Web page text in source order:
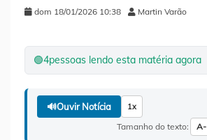
dom 18/01/2026 10:38 Martin Varão
🟢4pessoas lendo esta matéria agora
🔊Ouvir Notícia 1x
Tamanho do texto: A-